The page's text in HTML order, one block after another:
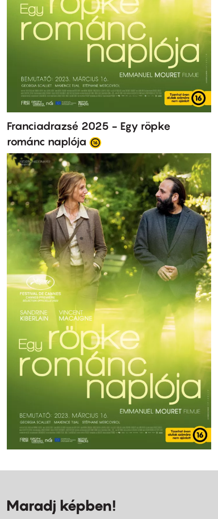
Franciadrazsé 2025 - Egy röpke
románc naplója
Maradj képben!